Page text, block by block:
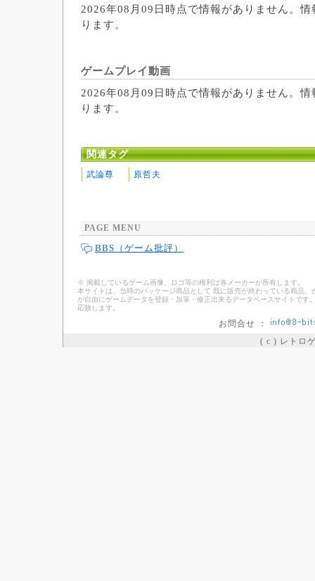
2026年08月09日時点で情報がありません。
ります。
ゲームプレイ動画
2026年08月09日時点で情報がありません。
ります。
関連タグ
武論尊 原哲夫
PAGE MENU
BBS（ゲーム批評）
※ 掲載しているゲーム画像、ロゴ等の権利は各メーカーが所有します。
本サイトは、当時のパッケージ商品として 既に販売が終わっている商品
が自由にゲームデータを登録・加筆・修正出来るデータベースサイトで
応致します。
お問合せ ：
( c ) レトロ